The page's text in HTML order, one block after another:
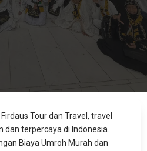
Tour dan Travel, travel
terpercaya di Indonesia.
Biaya Umroh Murah dan